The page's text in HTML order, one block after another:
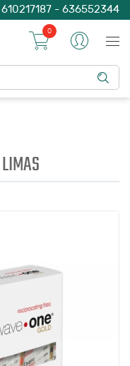
610217187 - 636552344
0
LIMAS